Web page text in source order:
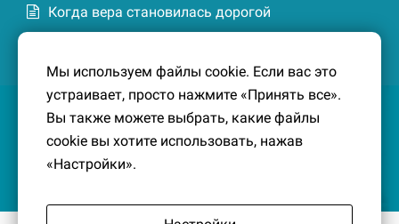
Когда вера становилась дорогой
Котельской волости Кингисеппского уезда. 1926-
27 гг. Новая публикация в разделе «Свидетели
эпох»
Мы используем файлы cookie. Если вас это
устраивает, просто нажмите «Принять все».
Вы также можете выбрать, какие файлы
cookie вы хотите использовать, нажав
«Настройки».